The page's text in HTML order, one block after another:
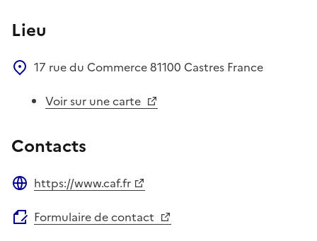
Lieu
17 rue du Commerce81100 Castres France
Voir sur une carte
Contacts
https://www.caf.fr
Formulaire de contact